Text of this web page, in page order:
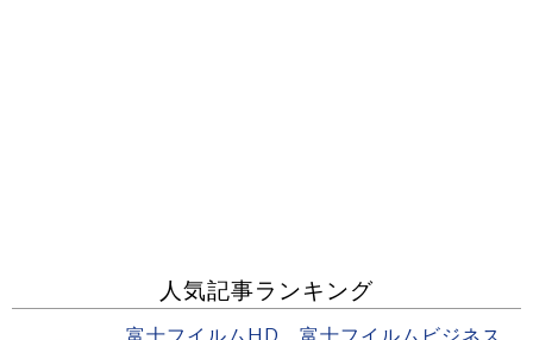
人気記事ランキング
富士フイルムHD 富士フイルムビジネス